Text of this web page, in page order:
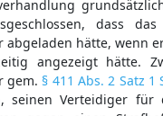
dass
abgeladen hätte, wenn
angezeigt hätte.
gem. § 411 Abs. 2 Satz 1
seinen Verteidiger für